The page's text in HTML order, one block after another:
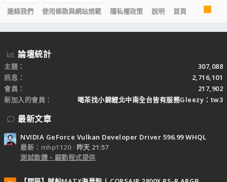
連絡我們
使用條款與網站規範 隱私權政策 說明 首頁
S
論壇統計
主題
307,088
訊息
2,716,101
會員
217,902
新加入的會員
喝茶找小錦鯉北中南全台皆有服務Gleezy：tw3
最新文章
NVIDIA GeForce Vulkan Developer Driver 596.99 WHQL
最新：mhp1120
昨天 21:57
測試軟體、驅動程式提供